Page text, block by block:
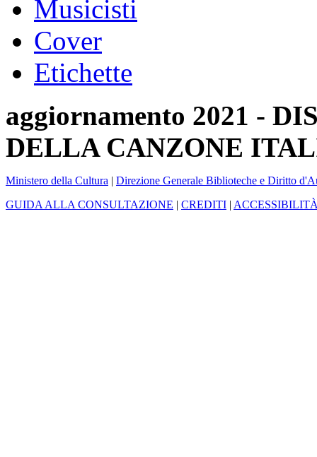
Musicisti
Cover
Etichette
aggiornamento 2021 -
DELLA CANZONE
Ministero della Cultura | Direzione Generale Biblioteche e Diritto
GUIDA ALLA CONSULTAZIONE | CREDITI |